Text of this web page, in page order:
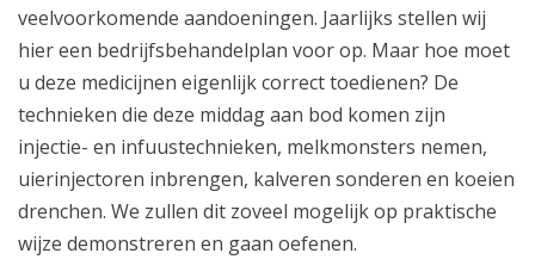
veelvoorkomende aandoeningen. Jaarlijks stellen wij
hier een bedrijfsbehandelplan voor op. Maar hoe moet
u deze medicijnen eigenlijk correct toedienen? De
technieken die deze middag aan bod komen zijn
injectie- en infuustechnieken, melkmonsters nemen,
uierinjectoren inbrengen, kalveren sonderen en koeien
drenchen. We zullen dit zoveel mogelijk op praktische
wijze demonstreren en gaan oefenen.